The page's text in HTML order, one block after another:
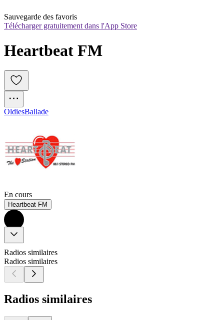
Sauvegarde des favoris
Télécharger gratuitement dans l'App Store
Heartbeat FM
OldiesBallade
En cours
Heartbeat FM
Radios similaires
Radios similaires
Radios similaires